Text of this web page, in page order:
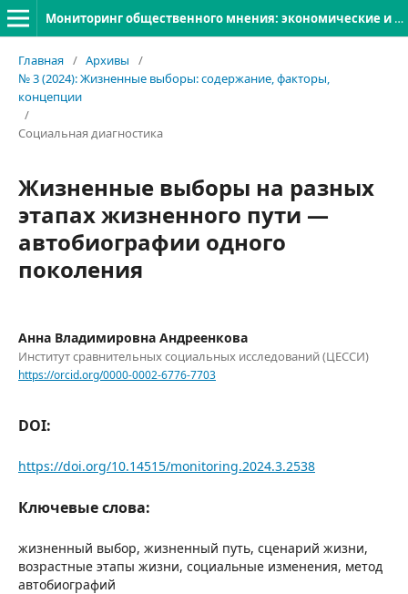
Мониторинг общественного мнения: экономические и социальные перемены
Главная / Архивы
/
№ 3 (2024): Жизненные выборы: содержание, факторы,
концепции
/
Социальная диагностика
Жизненные выборы на разных
этапах жизненного пути —
автобиографии одного
поколения
Анна Владимировна Андреенкова
Институт сравнительных социальных исследований (ЦЕССИ)
https://orcid.org/0000-0002-6776-7703
DOI:
https://doi.org/10.14515/monitoring.2024.3.2538
Ключевые слова:
жизненный выбор, жизненный путь, сценарий жизни,
возрастные этапы жизни, социальные изменения, метод
автобиографий